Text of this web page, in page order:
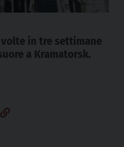
in tre settimane
a Kramatorsk.